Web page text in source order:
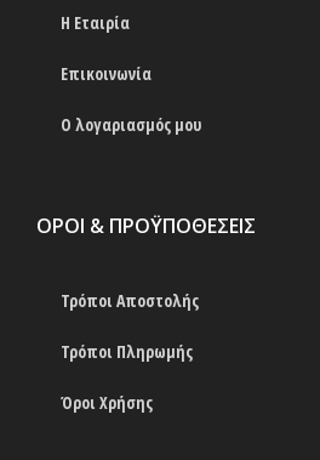
Η Εταιρία
Επικοινωνία
Ο λογαριασμός μου
ΟΡΟΙ & ΠΡΟΫΠΟΘΕΣΕΙΣ
Τρόποι Αποστολής
Τρόποι Πληρωμής
Όροι Χρήσης